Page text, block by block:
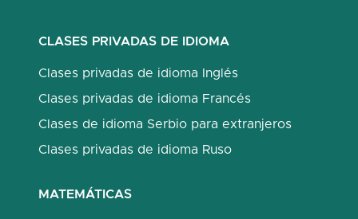
CLASES PRIVADAS DE IDIOMA
Clases privadas de idioma Inglés
Clases privadas de idioma Francés
Clases de idioma Serbio para extranjeros
Clases privadas de idioma Ruso
MATEMÁTICAS